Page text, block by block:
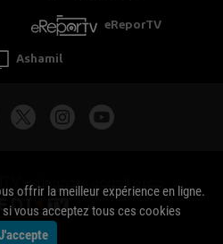
eReporTV
Ashamil
جميع الحقوق محفوظة - Copyright Medi1TV ©
offrir la meilleur expérience en ligne.
vous acceptez tous ces cookies.